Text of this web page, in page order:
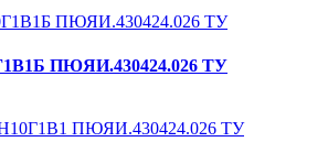
ПЮЯИ.430424.026 ТУ